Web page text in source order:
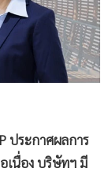
ประกาศผลการ
เนื่อง บริษัทฯ มี